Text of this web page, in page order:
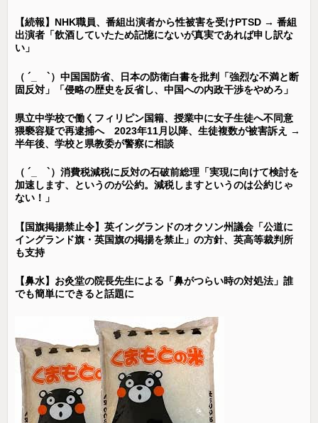
【続報】NHK職員、番組出演者から性被害を受けPTSD → 番組
出演者「飲酒していたため記憶にないが真実であれば申し訳な
い」
（ ´_ゝ`）中国国防省、日本の防衛白書を批判「強烈な不満と断
固反対」「侵略の歴史を反省し、中国への内政干渉をやめろ」
県立中学校で働くフィリピン国籍、授業中に女子生徒へ不同意
猥褻容疑で再逮捕へ 2023年11月以降、生徒複数が被害訴え →
半年後、学校と県教委が警察に相談
（ ´_ゝ`）消費税減税に反対の石破前総理「実現に向けて検討を
加速します、というのが公約。減税しますというのは公約じゃ
ない！」
【国旗掲揚禁止令】英イングランドのオクソン州議会「公道に
イングランド旗・英国旗の掲揚を禁止」の方針、英高等裁判所
も支持
【鼻水】お灸堂の院長先生による「鼻がつらい時の対処法」誰
でも簡単にできると話題に